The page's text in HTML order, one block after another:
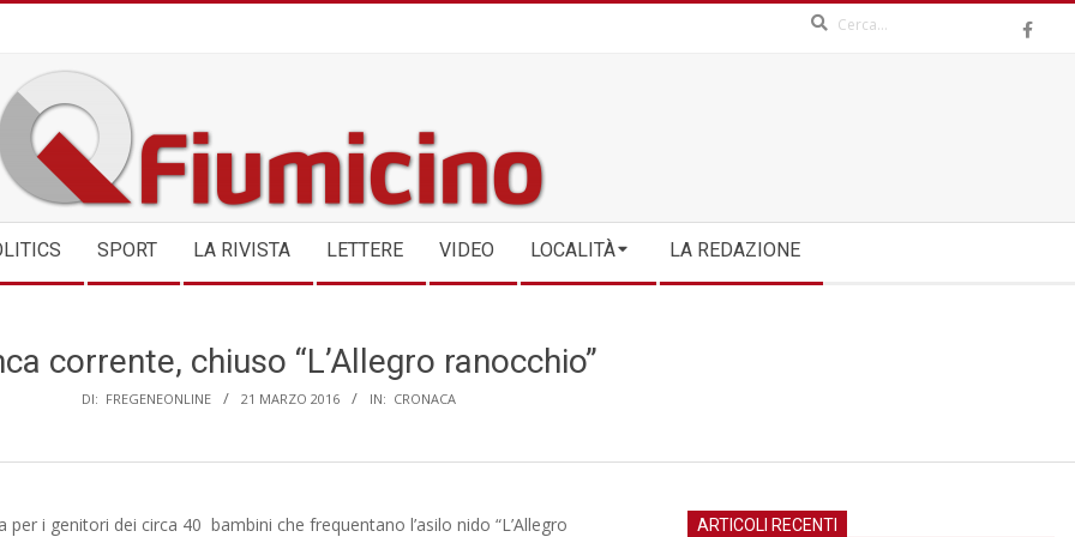
SPORT LA RIVISTA LETTERE VIDEO LOCALITÀ LA REDAZIONE
corrente, chiuso “L’Allegro ranocchio”
DI: FREGENEONLINE 21 MARZO 2016 IN: CRONACA
per i genitori dei circa 40 bambini che frequentano l’asilo nido “L’Allegro
ARTICOLI RECENTI